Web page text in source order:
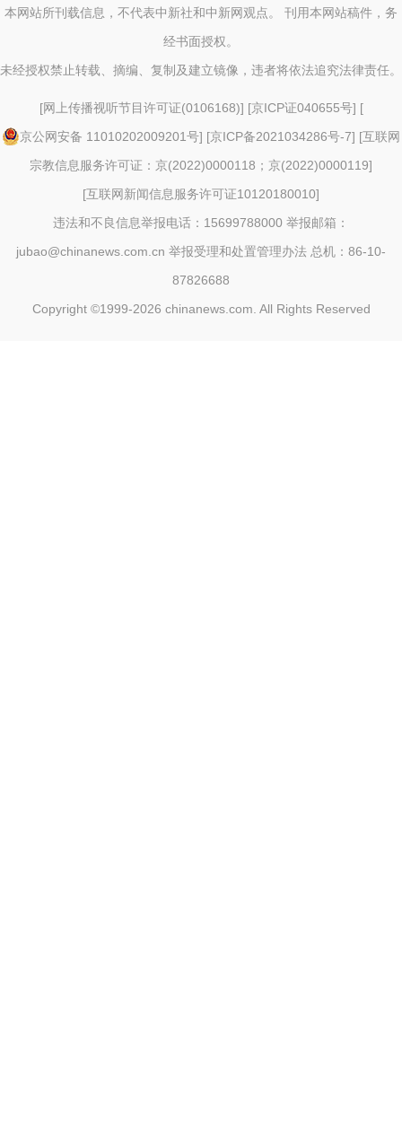
本网站所刊载信息，不代表中新社和中新网观点。 刊用本网站稿件，务
经书面授权。
未经授权禁止转载、摘编、复制及建立镜像，违者将依法追究法律责任。
[网上传播视听节目许可证(0106168)] [京ICP证040655号] [
京公网安备 11010202009201号] [京ICP备2021034286号-7] [互联网
宗教信息服务许可证：京(2022)0000118；京(2022)0000119]
[互联网新闻信息服务许可证10120180010]
违法和不良信息举报电话：15699788000 举报邮箱：
jubao@chinanews.com.cn 举报受理和处置管理办法 总机：86-10-
87826688
Copyright ©1999-2026 chinanews.com. All Rights Reserved